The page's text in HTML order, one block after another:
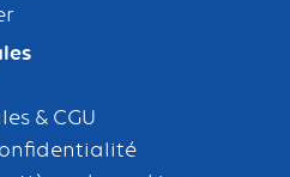
& CGU